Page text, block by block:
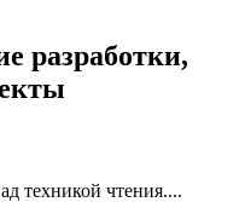
разработки,
техникой чтения....